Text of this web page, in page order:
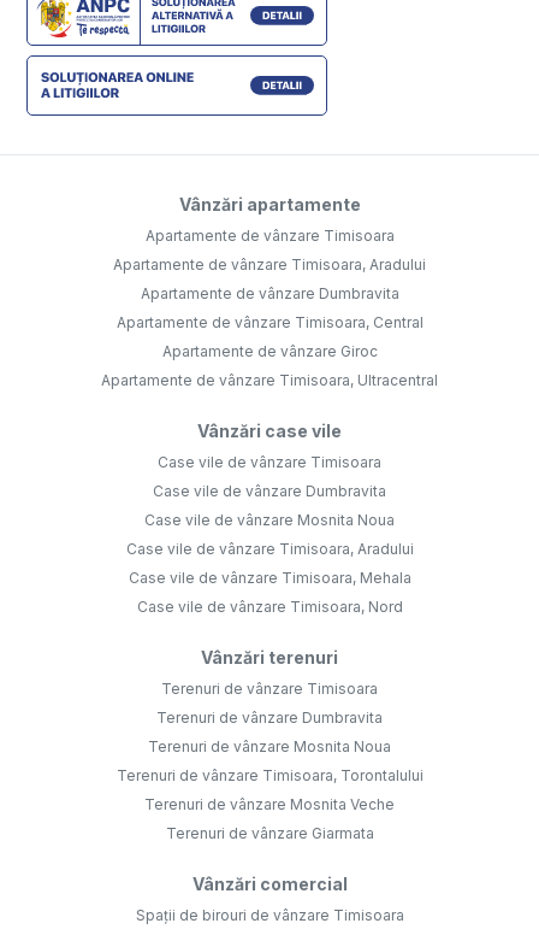
Vânzări apartamente
Apartamente de vânzare Timisoara
Apartamente de vânzare Timisoara, Aradului
Apartamente de vânzare Dumbravita
Apartamente de vânzare Timisoara, Central
Apartamente de vânzare Giroc
Apartamente de vânzare Timisoara, Ultracentral
Vânzări case vile
Case vile de vânzare Timisoara
Case vile de vânzare Dumbravita
Case vile de vânzare Mosnita Noua
Case vile de vânzare Timisoara, Aradului
Case vile de vânzare Timisoara, Mehala
Case vile de vânzare Timisoara, Nord
Vânzări terenuri
Terenuri de vânzare Timisoara
Terenuri de vânzare Dumbravita
Terenuri de vânzare Mosnita Noua
Terenuri de vânzare Timisoara, Torontalului
Terenuri de vânzare Mosnita Veche
Terenuri de vânzare Giarmata
Vânzări comercial
Spații de birouri de vânzare Timisoara